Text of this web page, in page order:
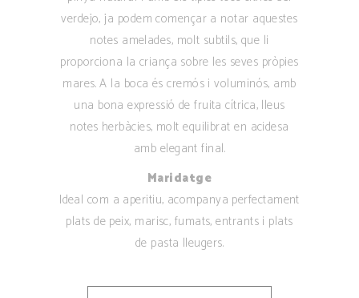
verdejo, ja podem començar a notar aquestes
notes amelades, molt subtils, que li
proporciona la criança sobre les seves pròpies
mares. A la boca és cremós i voluminós, amb
una bona expressió de fruita cítrica, lleus
notes herbàcies, molt equilibrat en acidesa
amb elegant final.
Maridatge
Ideal com a aperitiu, acompanya perfectament
plats de peix, marisc, fumats, entrants i plats
de pasta lleugers.